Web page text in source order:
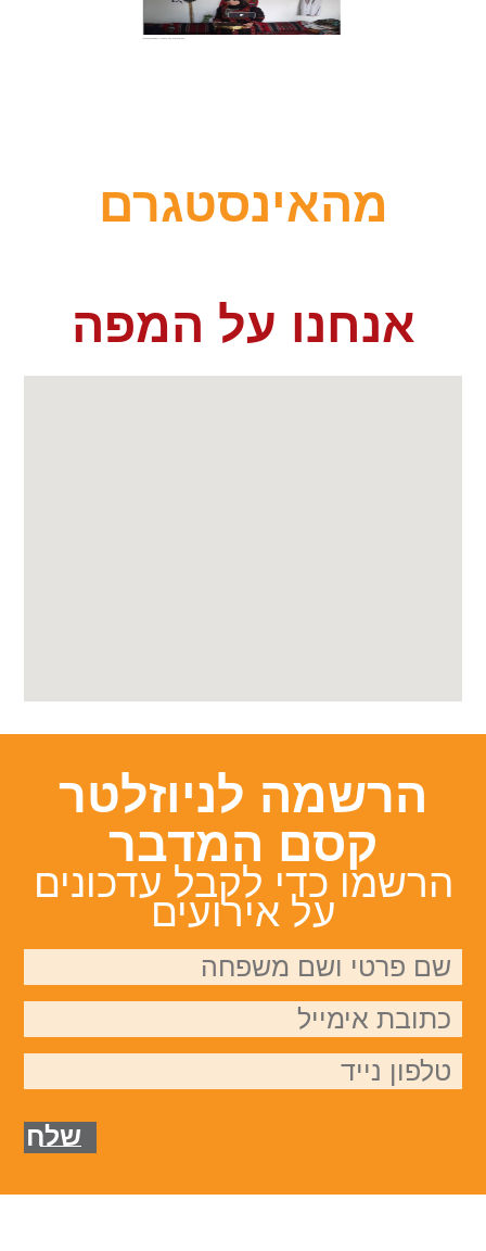
מהאינסטגרם
אנחנו על המפה
הרשמה לניוזלטר
קסם המדבר
הרשמו כדי לקבל עדכונים
על אירועים
שלח